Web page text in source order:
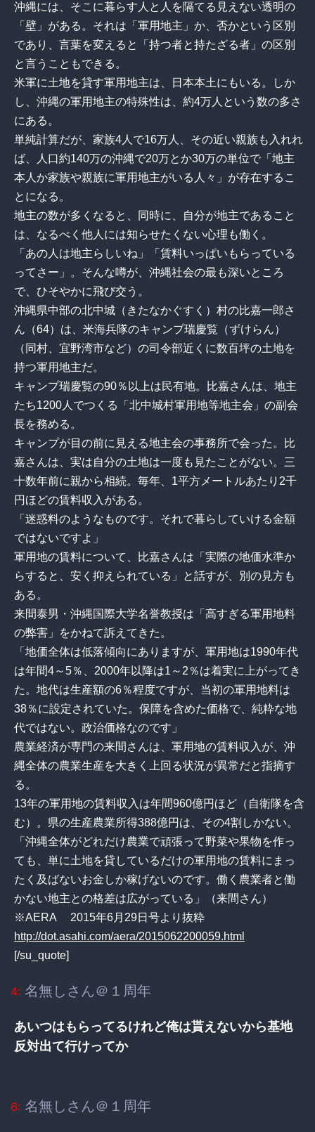
沖縄には、そこに暮らす人と人を隔てる見えない透明の
「壁」がある。それは「軍用地主」か、否かという区別
であり、言葉を変えると「持つ者と持たざる者」の区別
と言うこともできる。
米軍に土地を貸す軍用地主は、日本本土にもいる。しか
し、沖縄の軍用地主の特殊性は、約4万人という数の多さ
にある。
単純計算だが、家族4人で16万人、その近い親族も入れれ
ば、人口約140万の沖縄で20万とか30万の単位で「地主
本人か家族や親族に軍用地主がいる人々」が存在するこ
とになる。
地主の数が多くなると、同時に、自分が地主であること
は、なるべく他人には知らせたくない心理も働く。
「あの人は地主らしいね」「賃料いっぱいもらっている
ってさー」。そんな噂が、沖縄社会の最も深いところ
で、ひそやかに飛び交う。
沖縄県中部の北中城（きたなかぐすく）村の比嘉一郎さ
ん（64）は、米海兵隊のキャンプ瑞慶覧（ずけらん）
（同村、宜野湾市など）の司令部近くに数百坪の土地を
持つ軍用地主だ。
キャンプ瑞慶覧の90％以上は民有地。比嘉さんは、地主
たち1200人でつくる「北中城村軍用地等地主会」の副会
長を務める。
キャンプが目の前に見える地主会の事務所で会った。比
嘉さんは、実は自分の土地は一度も見たことがない。三
十数年前に親から相続。毎年、1平方メートルあたり2千
円ほどの賃料収入がある。
「迷惑料のようなものです。それで暮らしていける金額
ではないですよ」
軍用地の賃料について、比嘉さんは「実際の地価水準か
らすると、安く抑えられている」と話すが、別の見方も
ある。
来間泰男・沖縄国際大学名誉教授は「高すぎる軍用地料
の弊害」をかねて訴えてきた。
「地価全体は低落傾向にありますが、軍用地は1990年代
は年間4～5％、2000年以降は1～2％は着実に上がってき
た。地代は生産額の6％程度ですが、当初の軍用地料は
38％に設定されていた。保障を含めた価格で、純粋な地
代ではない。政治価格なのです」
農業経済が専門の来間さんは、軍用地の賃料収入が、沖
縄全体の農業生産を大きく上回る状況が異常だと指摘す
る。
13年の軍用地の賃料収入は年間960億円ほど（自衛隊を含
む）。県の生産農業所得388億円は、その4割しかない。
「沖縄全体がどれだけ農業で頑張って野菜や果物を作っ
ても、単に土地を貸しているだけの軍用地の賃料にまっ
たく及ばないお金しか稼げないのです。働く農業者と働
かない地主との格差は広がっている」（来間さん）
※AERA 2015年6月29日号より抜粋
http://dot.asahi.com/aera/2015062200059.html
[/su_quote]
4: 名無しさん＠１周年
あいつはもらってるけれど俺は貰えないから基地
反対出て行けってか
6: 名無しさん＠１周年